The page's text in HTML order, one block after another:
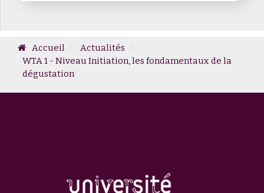
Accueil
Actualités
WTA 1 - Niveau Initiation, les fondamentaux de la
dégustation